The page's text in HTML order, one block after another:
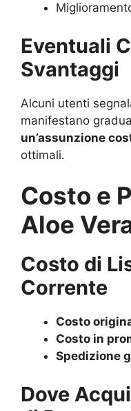
Eventuali
Svantaggi
Alcuni utenti
manifestano
un’assunzione
ottimali.
Costo e
Aloe
Costo di
Corrente
Costo
Costo in
Spedizione
Dove